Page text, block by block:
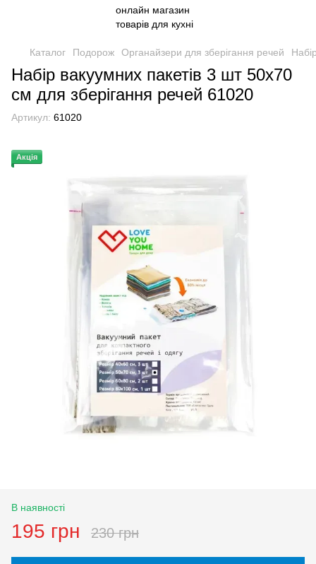
Каталог Подорож Органайзери для зберігання речей
Набір вакуумних пакетів 3 шт 50х70
см для зберігання речей 61020
Артикул: 61020
Акція
В наявності
195 грн 230 грн